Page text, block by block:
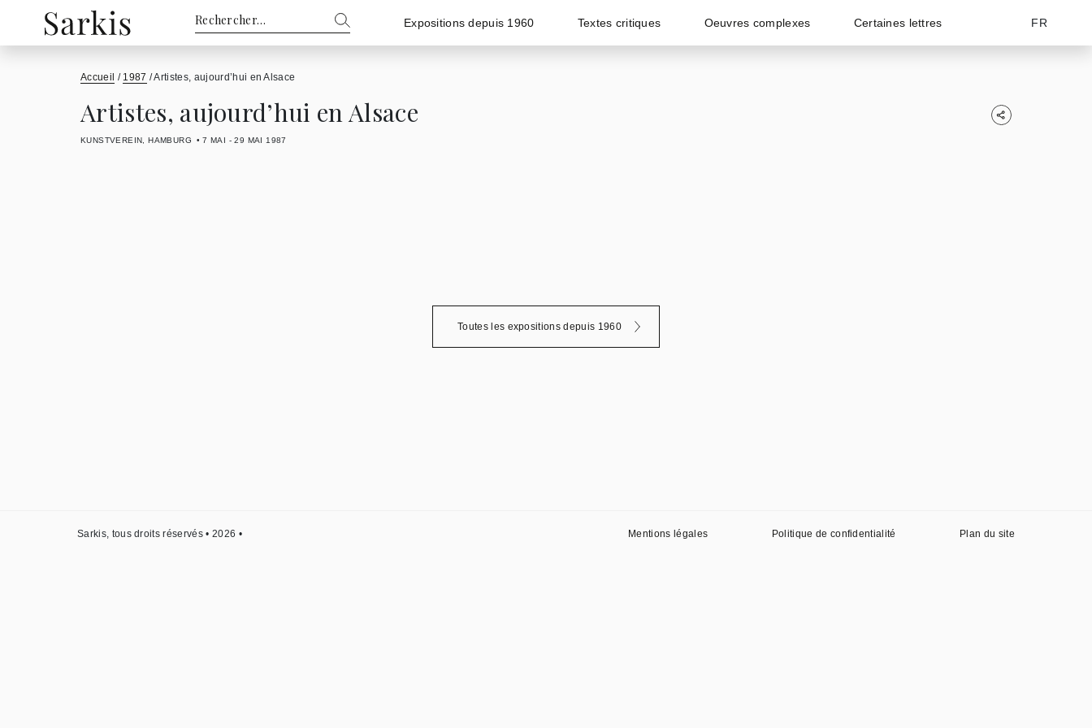
Rechercher : Expositions depuis 1960 Textes critiques Oeuvres complexes Certaines lettres FR
Accueil / 1987 /Artistes, aujourd’hui en Alsace
Artistes, aujourd’hui en Alsace
KUNSTVEREIN, HAMBURG 7 MAI - 29 MAI 1987
Toutes les expositions depuis 1960
Sarkis, tous droits réservés • 2026 • Mentions légales Politique de confidentialité Plan du site